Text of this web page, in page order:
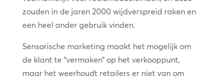
zouden in de jaren 2000 wijdverspreid raken en
een heel ander gebruik vinden.
Sensorische marketing maakt het mogelijk om
de klant te “vermaken” op het verkooppunt,
maar het weerhoudt retailers er niet van om